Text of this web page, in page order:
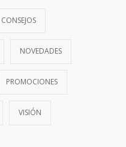
CONSEJOS
NOVEDADES
PROMOCIONES
VISIÓN